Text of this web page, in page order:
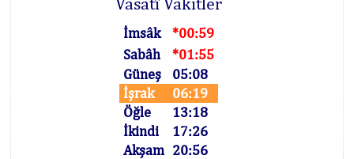
İmsâk
*00:59
Sabâh
*01:55
Güneş
05:08
İşrak
06:19
Öğle
13:18
İkindi
17:26
Akşam 20:56